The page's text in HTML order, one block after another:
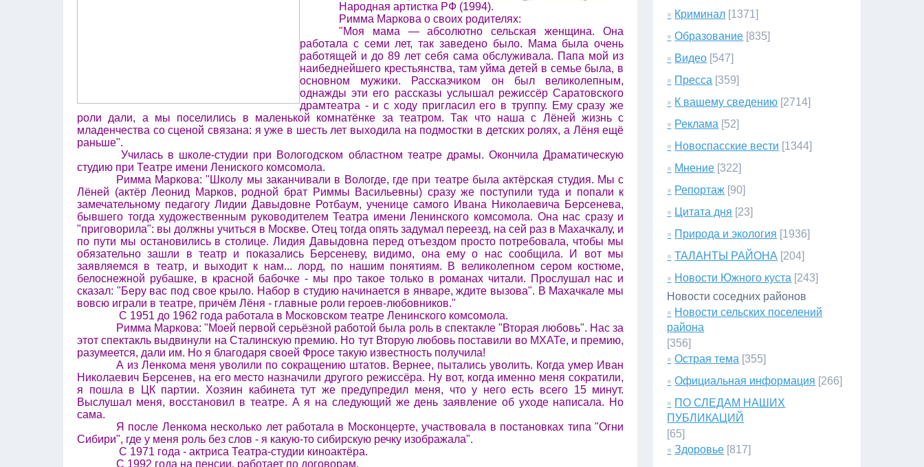
Народная артистка РФ (1994).
Римма Маркова о своих родителях:
"Моя мама — абсолютно сельская женщина. Она
работала с семи лет, так заведено было. Мама была очень
работящей и до 89 лет себя сама обслуживала. Папа мой из
наибеднейшего крестьянства, там уйма детей в семье была, в
основном мужики. Рассказчиком он был великолепным,
однажды эти его рассказы услышал режиссёр Саратовского
драмтеатра - и с ходу пригласил его в труппу. Ему сразу же
роли дали, а мы поселились в маленькой комнатёнке за театром. Так что наша с Лёней жизнь с
младенчества со сценой связана: я уже в шесть лет выходила на подмостки в детских ролях, а Лёня ещё
раньше".
Училась в школе-студии при Вологодском областном театре драмы. Окончила Драматическую
студию при Театре имени Лениского комсомола.
Римма Маркова: "Школу мы заканчивали в Вологде, где при театре была актёрская студия. Мы с
Лёней (актёр Леонид Марков, родной брат Риммы Васильевны) сразу же поступили туда и попали к
замечательному педагогу Лидии Давыдовне Ротбаум, ученице самого Ивана Николаевича Берсенева,
бывшего тогда художественным руководителем Театра имени Ленинского комсомола. Она нас сразу и
"приговорила": вы должны учиться в Москве. Отец тогда опять задумал переезд, на сей раз в Махачкалу, и
по пути мы остановились в столице. Лидия Давыдовна перед отъездом просто потребовала, чтобы мы
обязательно зашли в театр и показались Берсеневу, видимо, она ему о нас сообщила. И вот мы
заявляемся в театр, и выходит к нам... лорд, по нашим понятиям. В великолепном сером костюме,
белоснежной рубашке, в красной бабочке - мы про такое только в романах читали. Прослушал нас и
сказал: "Беру вас под свое крыло. Набор в студию начинается в январе, ждите вызова". В Махачкале мы
вовсю играли в театре, причём Лёня - главные роли героев-любовников."
С 1951 до 1962 года работала в Московском театре Ленинского комсомола.
Римма Маркова: "Моей первой серьёзной работой была роль в спектакле "Вторая любовь". Нас за
этот спектакль выдвинули на Сталинскую премию. Но тут Вторую любовь поставили во МХАТе, и премию,
разумеется, дали им. Но я благодаря своей Фросе такую известность получила!
А из Ленкома меня уволили по сокращению штатов. Вернее, пытались уволить. Когда умер Иван
Николаевич Берсенев, на его место назначили другого режиссёра. Ну вот, когда именно меня сократили,
я пошла в ЦК партии. Хозяин кабинета тут же предупредил меня, что у него есть всего 15 минут.
Выслушал меня, восстановил в театре. А я на следующий же день заявление об уходе написала. Но
сама.
Я после Ленкома несколько лет работала в Москонцерте, участвовала в постановках типа "Огни
Сибири", где у меня роль без слов - я какую-то сибирскую речку изображала".
С 1971 года - актриса Театра-студии киноактёра.
С 1992 года на пенсии, работает по договорам.
Криминал [1371]
Образование [835]
Видео [547]
Пресса [359]
К вашему сведению [2714]
Реклама [52]
Новоспасские вести [1344]
Мнение [322]
Репортаж [90]
Цитата дня [23]
Природа и экология [1936]
ТАЛАНТЫ РАЙОНА [204]
Новости Южного куста [243]
Новости соседних районов
Новости сельских поселений
района
[356]
Острая тема [355]
Официальная информация [266]
ПО СЛЕДАМ НАШИХ
ПУБЛИКАЦИЙ
[65]
Здоровье [817]